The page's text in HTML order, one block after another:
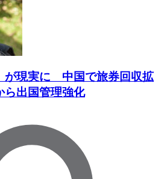
が現実に 中国で旅券回収拡
出国管理強化